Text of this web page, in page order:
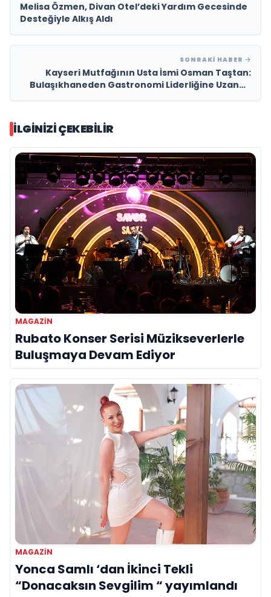
Melisa Özmen, Divan Otel’deki Yardım Gecesinde
Desteğiyle Alkış Aldı
SONRAKI HABER
Kayseri Mutfağının Usta İsmi Osman Taştan:
Bulaşıkhaneden Gastronomi Liderliğine Uzanan
İLGINIZI ÇEKEBILIR
MAGAZIN
Rubato Konser Serisi Müzikseverlerle
Buluşmaya Devam Ediyor
MAGAZIN
Yonca Samlı ‘dan İkinci Tekli
“Donacaksın Sevgilim “ yayımlandı